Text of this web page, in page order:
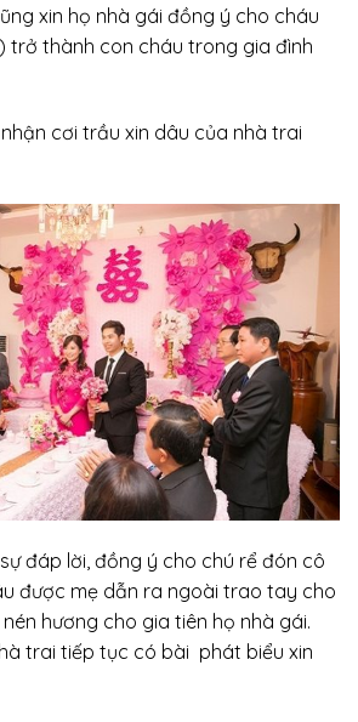
xin họ nhà gái đồng ý cho cháu
trở thành con cháu trong gia đình
cơi trầu xin dâu của nhà trai
đáp lời, đồng ý cho chú rể đón cô
được mẹ dẫn ra ngoài trao tay cho
hương cho gia tiên họ nhà gái.
trai tiếp tục có bài phát biểu xin